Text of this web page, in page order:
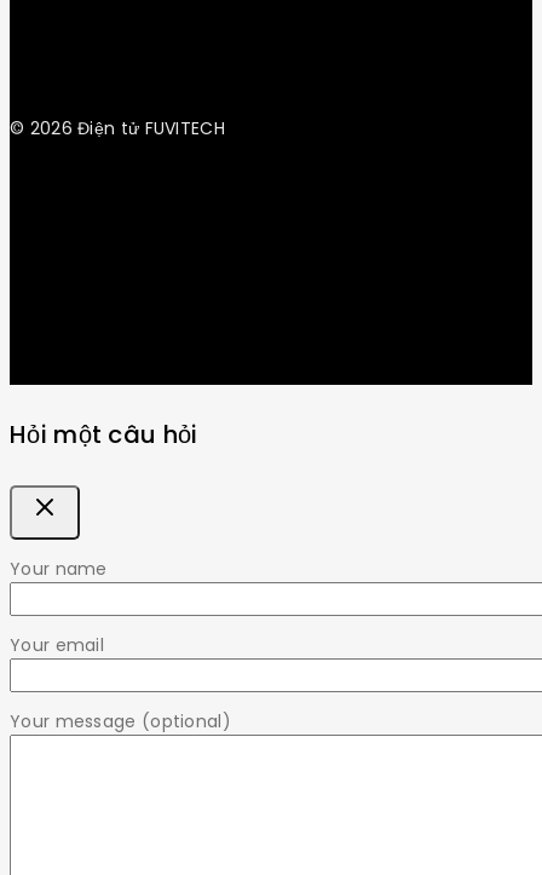
© 2026 Điện tử FUVITECH
Hỏi một câu hỏi
Your name
Your email
Your message (optional)